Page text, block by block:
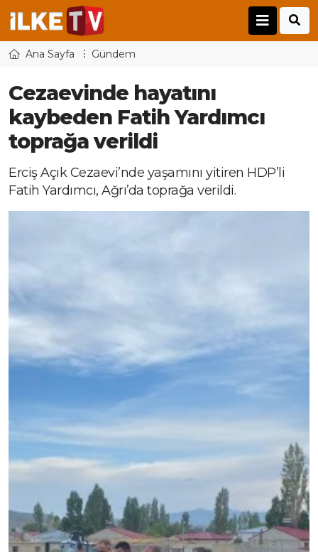
Ana Sayfa Gündem
Cezaevinde hayatını
kaybeden Fatih Yardımcı
toprağa verildi
Erciş Açık Cezaevi’nde yaşamını yitiren HDP’li
Fatih Yardımcı, Ağrı’da toprağa verildi.